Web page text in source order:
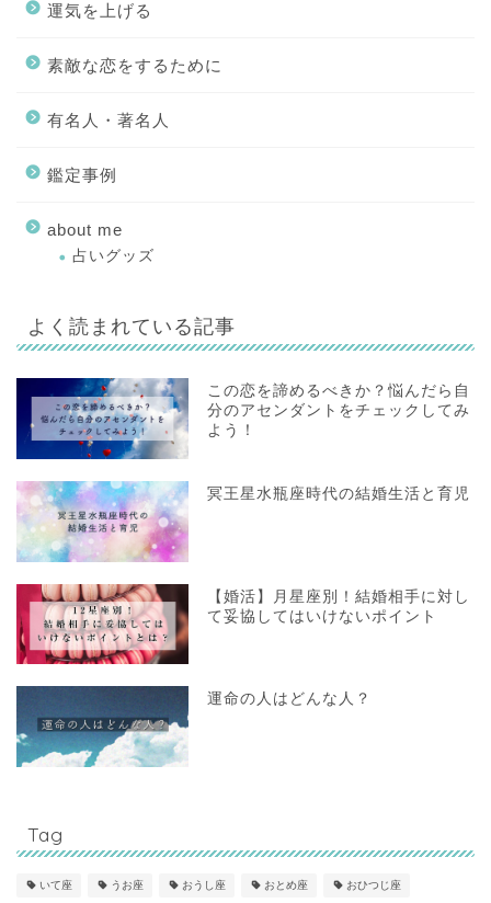
運気を上げる
素敵な恋をするために
有名人・著名人
鑑定事例
about me
占いグッズ
よく読まれている記事
この恋を諦めるべきか？悩んだら自
分のアセンダントをチェックしてみ
よう！
冥王星水瓶座時代の結婚生活と育児
【婚活】月星座別！結婚相手に対し
て妥協してはいけないポイント
運命の人はどんな人？
Tag
いて座 うお座 おうし座 おとめ座 おひつじ座
ホーム